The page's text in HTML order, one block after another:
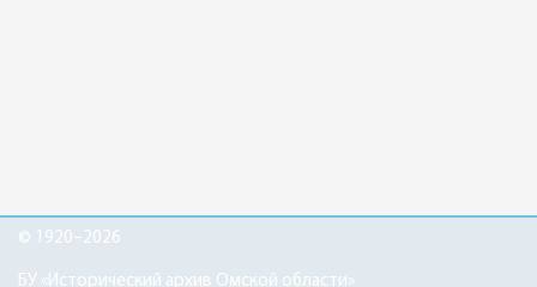
© 1920–2026
БУ «Исторический архив Омской области»